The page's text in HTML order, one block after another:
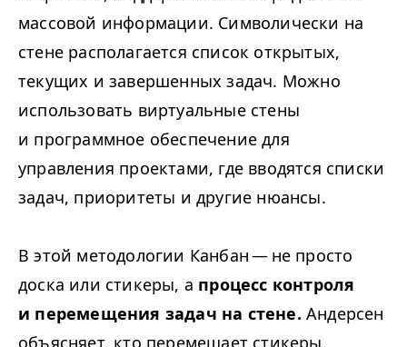
массовой информации. Символически на
стене располагается список открытых,
текущих и завершенных задач. Можно
использовать виртуальные стены
и программное обеспечение для
управления проектами, где вводятся списки
задач, приоритеты и другие нюансы.
В этой методологии Канбан — не просто
доска или стикеры, а процесс контроля
и перемещения задач на стене. Андерсен
объясняет, кто перемещает стикеры,